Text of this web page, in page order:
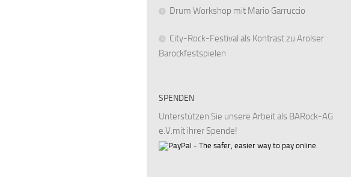
Drum Workshop mit Mario Garruccio
City-Rock-Festival als Kontrast zu Arolser
Barockfestspielen
SPENDEN
Unterstützen Sie unsere Arbeit als BARock-AG
e.V.mit ihrer Spende!